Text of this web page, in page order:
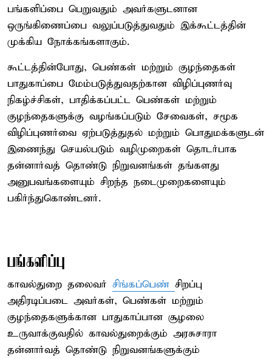
பங்களிப்பை பெறுவதும் அவர்களுடனான
ஒருங்கிணைப்பை வலுப்படுத்துவதும் இக்கூட்டத்தின்
முக்கிய நோக்கங்களாகும்.
கூட்டத்தின்போது, பெண்கள் மற்றும் குழந்தைகள்
பாதுகாப்பை மேம்படுத்துவதற்கான விழிப்புணர்வு
நிகழ்ச்சிகள், பாதிக்கப்பட்ட பெண்கள் மற்றும்
குழந்தைகளுக்கு வழங்கப்படும் சேவைகள், சமூக
விழிப்புணர்வை ஏற்படுத்துதல் மற்றும் பொதுமக்களுடன்
இணைந்து செயல்படும் வழிமுறைகள் தொடர்பாக
தன்னார்வத் தொண்டு நிறுவனங்கள் தங்களது
அனுபவங்களையும் சிறந்த நடைமுறைகளையும்
பகிர்ந்துகொண்டனர்.
பங்களிப்பு
காவல்துறை தலைவர் சிங்கப்பெண் சிறப்பு
அதிரடிப்படை அவர்கள், பெண்கள் மற்றும்
குழந்தைகளுக்கான பாதுகாப்பான சூழலை
உருவாக்குவதில் காவல்துறைக்கும் அரசுசாரா
தன்னார்வத் தொண்டு நிறுவனங்களுக்கும்